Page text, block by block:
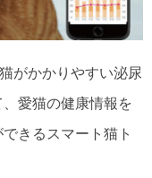
がかかりやすい泌尿
愛猫の健康情報を
きるスマート猫ト